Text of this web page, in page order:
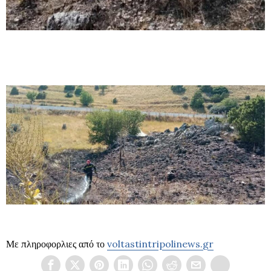
Με πληροφορλιες από το voltastintripolinews.gr